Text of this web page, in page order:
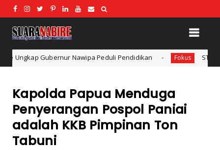
Nawipa Peduli Pendidikan Fokus STKIP Nabire Buka Prodi
Kapolda Papua Menduga
Penyerangan Pospol Paniai
adalah KKB Pimpinan Ton
Tabuni